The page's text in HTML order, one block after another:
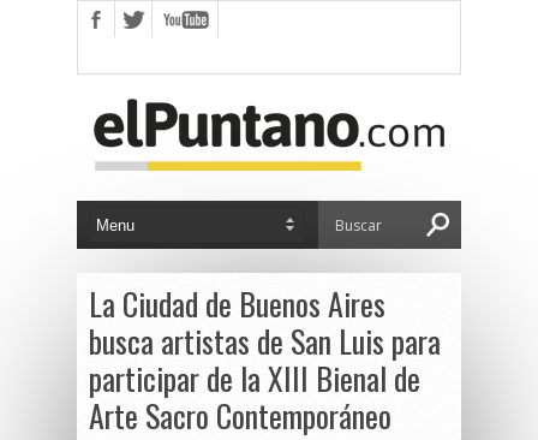
La Ciudad de Buenos Aires
busca artistas de San Luis para
participar de la XIII Bienal de
Arte Sacro Contemporáneo